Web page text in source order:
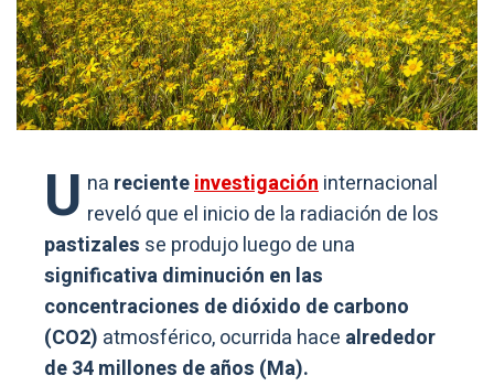
U na recienteinvestigacióninternacional
reveló que el inicio de la radiación de los
pastizales se produjo luego de una
significativa diminución en las
concentraciones de dióxido de carbono
(CO2) atmosférico, ocurrida hace alrededor
de 34 millones de años (Ma).